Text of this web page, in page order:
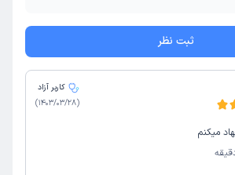
ثبت نظر
کاربر آزاد
(
1403/03/28
)
میکنم